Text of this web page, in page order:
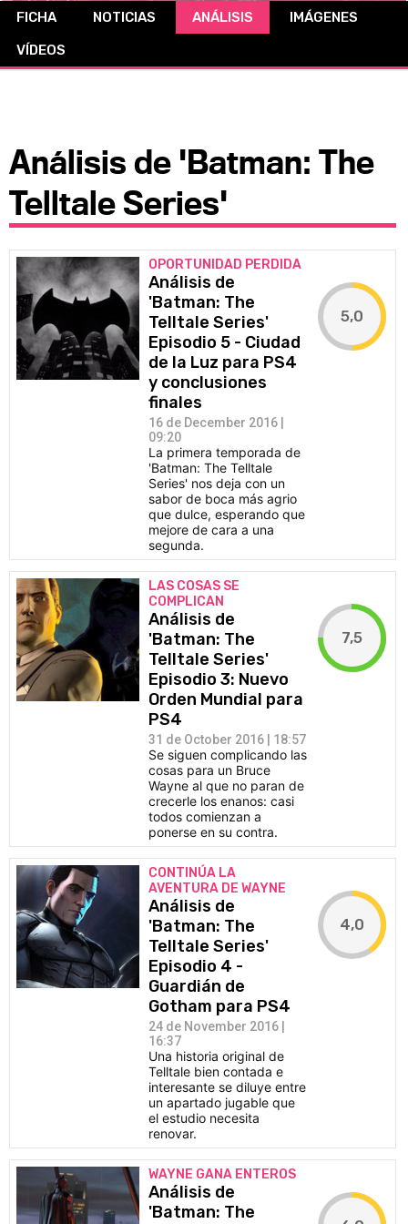
CÓMICS
FICHA NOTICIAS ANÁLISIS
IMÁGENES
VÍDEOS
Análisis de 'Batman: The
Telltale Series'
OPORTUNIDAD PERDIDA
Análisis de
'Batman: The
Telltale Series'
Episodio 5 - Ciudad
de la Luz para PS4
y conclusiones
finales
16 de December 2016 |
09:20
La primera temporada de
'Batman: The Telltale
Series' nos deja con un
sabor de boca más agrio
que dulce, esperando que
mejore de cara a una
segunda.
5,0
LAS COSAS SE
COMPLICAN
Análisis de
'Batman: The
Telltale Series'
Episodio 3: Nuevo
Orden Mundial para
PS4
31 de October 2016 | 18:57
Se siguen complicando las
cosas para un Bruce
Wayne al que no paran de
crecerle los enanos: casi
todos comienzan a
ponerse en su contra.
7,5
CONTINÚA LA
AVENTURA DE WAYNE
Análisis de
'Batman: The
Telltale Series'
Episodio 4 -
Guardián de
Gotham para PS4
24 de November 2016 |
16:37
Una historia original de
Telltale bien contada e
interesante se diluye entre
un apartado jugable que
el estudio necesita
renovar.
4,0
WAYNE GANA ENTEROS
Análisis de
'Batman: The